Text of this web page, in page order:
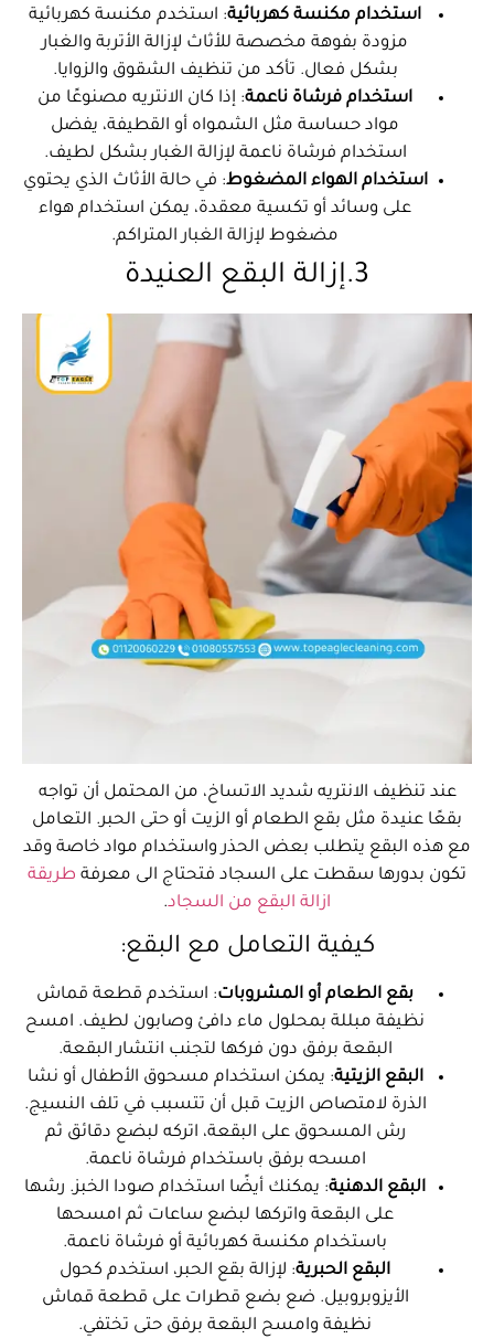
استخدام مكنسة كهربائية: استخدم مكنسة كهربائية
مزودة بفوهة مخصصة للأثاث لإزالة الأتربة والغبار
بشكل فعال. تأكد من تنظيف الشقوق والزوايا.
استخدام فرشاة ناعمة: إذا كان الانتريه مصنوعًا من
مواد حساسة مثل الشمواه أو القطيفة، يفضل
استخدام فرشاة ناعمة لإزالة الغبار بشكل لطيف.
استخدام الهواء المضغوط: في حالة الأثاث الذي يحتوي
على وسائد أو تكسية معقدة، يمكن استخدام هواء
مضغوط لإزالة الغبار المتراكم.
3.إزالة البقع العنيدة
عند تنظيف الانتريه شديد الاتساخ، من المحتمل أن تواجه
بقعًا عنيدة مثل بقع الطعام أو الزيت أو حتى الحبر. التعامل
مع هذه البقع يتطلب بعض الحذر واستخدام مواد خاصة وقد
تكون بدورها سقطت على السجاد فتحتاج الى معرفة طريقة
ازالة البقع من السجاد.
كيفية التعامل مع البقع:
بقع الطعام أو المشروبات: استخدم قطعة قماش
نظيفة مبللة بمحلول ماء دافئ وصابون لطيف. امسح
البقعة برفق دون فركها لتجنب انتشار البقعة.
البقع الزيتية: يمكن استخدام مسحوق الأطفال أو نشا
الذرة لامتصاص الزيت قبل أن تتسبب في تلف النسيج.
رش المسحوق على البقعة، اتركه لبضع دقائق ثم
امسحه برفق باستخدام فرشاة ناعمة.
البقع الدهنية: يمكنك أيضًا استخدام صودا الخبز. رشها
على البقعة واتركها لبضع ساعات ثم امسحها
باستخدام مكنسة كهربائية أو فرشاة ناعمة.
البقع الحبرية: لإزالة بقع الحبر، استخدم كحول
الأيزوبروبيل. ضع بضع قطرات على قطعة قماش
نظيفة وامسح البقعة برفق حتى تختفي.